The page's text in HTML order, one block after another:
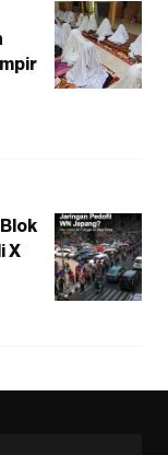
X